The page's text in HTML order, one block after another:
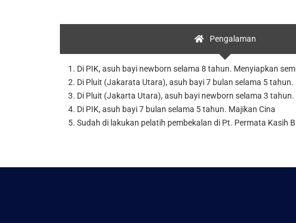
Pengalaman
1. Di PIK, asuh bayi newborn selama 8 tahun. Menyiapkan
2. Di Pluit (Jakarata Utara), asuh bayi 7 bulan selama 5 tahun.
3. Di Pluit (Jakarta Utara), asuh bayi newborn selama 3 tahun.
4. Di PIK, asuh bayi 7 bulan selama 5 tahun. Majikan Cina
5. Sudah di lakukan pelatih pembekalan di Pt. Permata Kasih